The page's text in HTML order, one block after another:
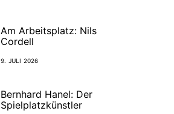
Am Arbeitsplatz: Nils
Cordell
9. JULI 2026
Bernhard Hanel: Der
Spielplatzkünstler